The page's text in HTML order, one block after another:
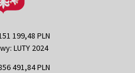
199,48 PLN
LUTY 2024
491,84 PLN